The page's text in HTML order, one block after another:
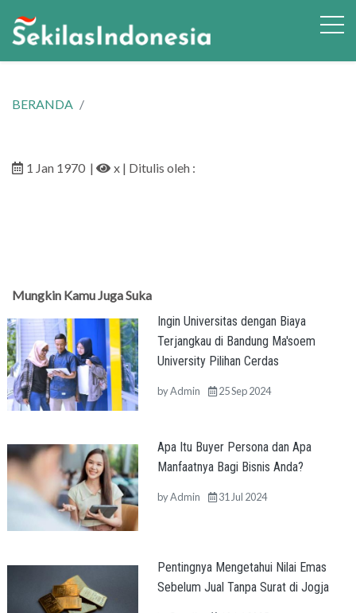
BERANDA
1 Jan 1970 | x | Ditulis oleh :
Mungkin Kamu Juga Suka
Ingin Universitas dengan Biaya
Terjangkau di Bandung Ma'soem
University Pilihan Cerdas
byAdmin 25 Sep 2024
Apa Itu Buyer Persona dan Apa
Manfaatnya Bagi Bisnis Anda?
byAdmin 31 Jul 2024
Pentingnya Mengetahui Nilai Emas
Sebelum Jual Tanpa Surat di Jogja